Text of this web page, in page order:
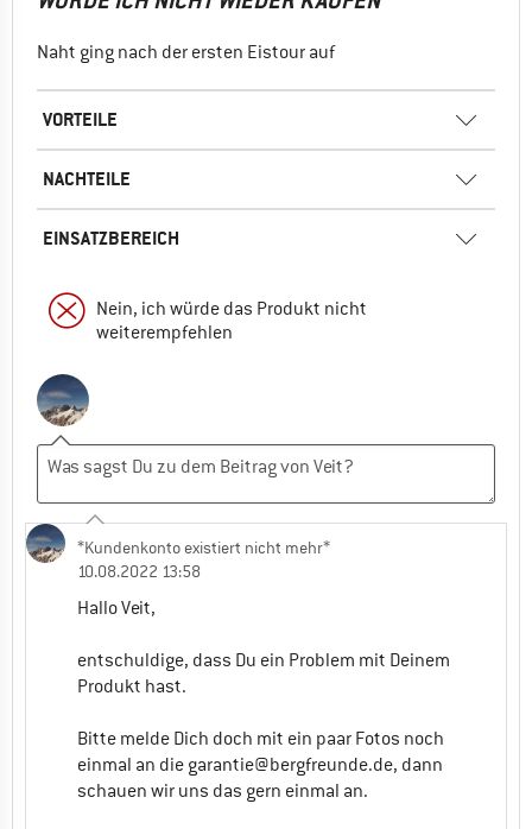
Naht ging nach der ersten Eistour auf
VORTEILE
NACHTEILE
EINSATZBEREICH
Nein, ich würde das Produkt nicht
weiterempfehlen
*Kundenkonto existiert nicht mehr*
10.08.2022 13:58
Hallo Veit,
entschuldige, dass Du ein Problem mit Deinem
Produkt hast.
Bitte melde Dich doch mit ein paar Fotos noch
einmal an die garantie@bergfreunde.de, dann
schauen wir uns das gern einmal an.